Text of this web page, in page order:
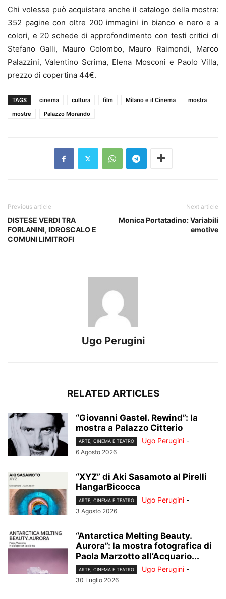
Chi volesse può acquistare anche il catalogo della mostra:
352 pagine con oltre 200 immagini in bianco e nero e a
colori, e 20 schede di approfondimento con testi critici di
Stefano Galli, Mauro Colombo, Mauro Raimondi, Marco
Palazzini, Valentino Scrima, Elena Mosconi e Paolo Villa,
prezzo di copertina 44€.
TAGS cinema cultura film Milano e il Cinema
mostra
mostre
Palazzo Morando
Previous article
DISTESE VERDI TRA
FORLANINI, IDROSCALO E
COMUNI LIMITROFI
Next article
Monica Portatadino: Variabili
emotive
Ugo Perugini
RELATED ARTICLES
“Giovanni Gastel. Rewind”: la
mostra a Palazzo Citterio
ARTE, CINEMA E TEATRO Ugo Perugini -
6 Agosto 2026
“XYZ” di Aki Sasamoto al Pirelli
HangarBicocca
ARTE, CINEMA E TEATRO Ugo Perugini -
3 Agosto 2026
“Antarctica Melting Beauty.
Aurora”: la mostra fotografica di
Paola Marzotto all’Acquario...
ARTE, CINEMA E TEATRO Ugo Perugini -
30 Luglio 2026